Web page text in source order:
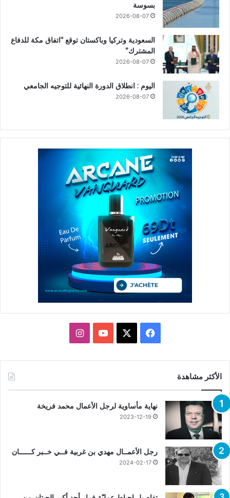
بسوسة
2026-08-07
السعودية وتركيا وباكستان توقع “اتفاق مكة للدفاع
المشترك”
2026-08-07
اليوم : انطلاق الدورة النهائية للتوجيه الجامعي
2026-08-07
فيسبوك يوتيوبانستقرام
الأكثر مشاهدة
نهاية مأساوية لرجل الأعمال محمد فريخة
2023-12-19
رجل الأعمــال مهدي بن غربية فــي خــبر كــــــان
2024-02-17